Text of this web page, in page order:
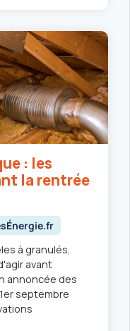
: les
la rentrée
à granulés,
avant
annoncée des
septembre